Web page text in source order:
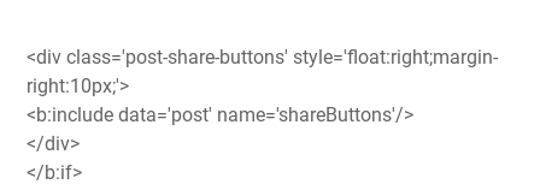
<div class='post-share-buttons' style='float:right;margin-
right:10px;'>
<b:include data='post' name='shareButtons'/>
</div>
</b:if>